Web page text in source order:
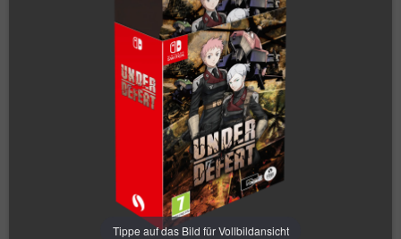
Tippe auf das Bild für Vollbildansicht